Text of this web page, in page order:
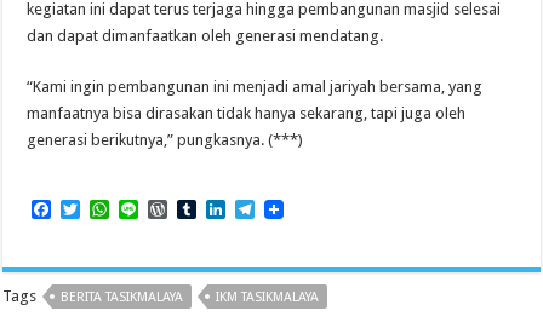
kegiatan ini dapat terus terjaga hingga pembangunan masjid selesai
dan dapat dimanfaatkan oleh generasi mendatang.
“Kami ingin pembangunan ini menjadi amal jariyah bersama, yang
manfaatnya bisa dirasakan tidak hanya sekarang, tapi juga oleh
generasi berikutnya,” pungkasnya. (***)
F
e
b
o
T
t
t
e
W
t
s
A
L
e
W
d
P
r
T
b
l
r
L
k
e
d
T
e
g
r
Tags BERITA TASIKMALAYA IKM TASIKMALAYA